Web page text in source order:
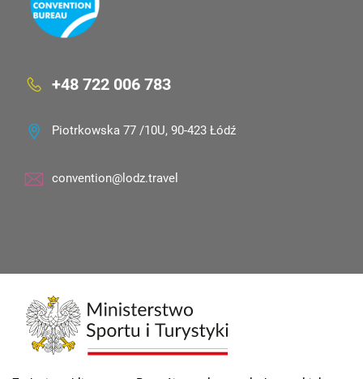
+48 722 006 783
Piotrkowska 77 /10U, 90-423 Łódź
convention@lodz.travel